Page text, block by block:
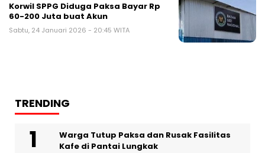
Korwil SPPG Diduga Paksa Bayar Rp
60-200 Juta buat Akun
Sabtu, 24 Januari 2026 - 20:45 WITA
TRENDING
Warga Tutup Paksa dan Rusak Fasilitas
Kafe di Pantai Lungkak